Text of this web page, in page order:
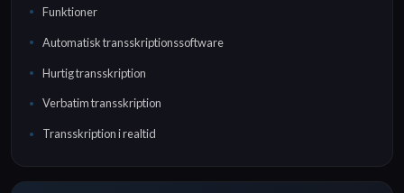
Funktioner
Automatisk transskriptionssoftware
Hurtig transskription
Verbatim transskription
Transskription i realtid